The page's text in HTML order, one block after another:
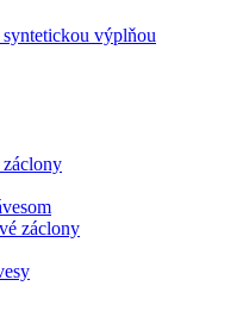
výplňou
záclony
záclony